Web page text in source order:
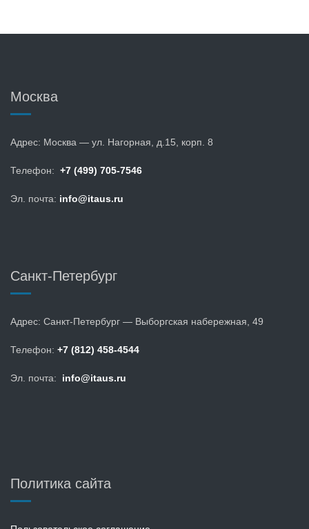
Москва
Адрес: Москва — ул. Нагорная, д.15, корп. 8
Телефон: +7 (499) 705-7546
Эл. почта: info@itaus.ru
Санкт-Петербург
Адрес: Санкт-Петербург — Выборгская набережная, 49
Телефон: +7 (812) 458-4544
Эл. почта: info@itaus.ru
Политика сайта